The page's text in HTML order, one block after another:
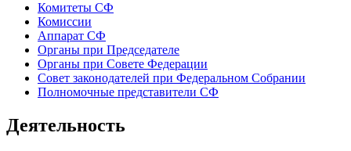
Комитеты СФ
Комиссии
Аппарат СФ
Органы при Председателе
Органы при Совете Федерации
Совет законодателей при Федеральном Собрании
Полномочные представители СФ
Деятельность